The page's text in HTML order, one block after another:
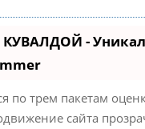
-
по трем пакетам
сайта